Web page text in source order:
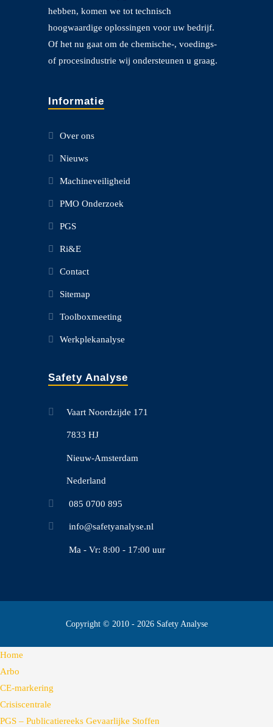
hebben, komen we tot technisch
hoogwaardige oplossingen voor uw bedrijf.
Of het nu gaat om de chemische-, voedings-
of procesindustrie wij ondersteunen u graag.
Informatie
Over ons
Nieuws
Machineveiligheid
PMO Onderzoek
PGS
Ri&E
Contact
Sitemap
Toolboxmeeting
Werkplekanalyse
Safety Analyse
Vaart Noordzijde 171
7833 HJ
Nieuw-Amsterdam
Nederland
085 0700 895
info@safetyanalyse.nl
Ma - Vr: 8:00 - 17:00 uur
Copyright © 2010 - 2026 Safety Analyse
Home
Arbo
CE-markering
Crisiscentrale
PGS – Publicatiereeks Gevaarlijke Stoffen